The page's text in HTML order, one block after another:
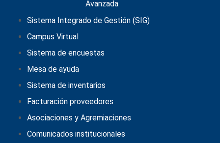
Sistema Integrado de Gestión (SIG)
Campus Virtual
Sistema de encuestas
Mesa de ayuda
Sistema de inventarios
Facturación proveedores
Asociaciones y Agremiaciones
Comunicados institucionales